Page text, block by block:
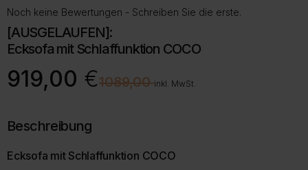
Noch keine Bewertungen - Schreiben Sie die erste.
[AUSGELAUFEN]:
Ecksofa mit Schlaffunktion COCO
€
1089,00
Ursprünglicher
Preis
919,00 €
Aktueller
Preis inkl. MwSt.
Beschreibung
Ecksofa mit Schlaffunktion COCO